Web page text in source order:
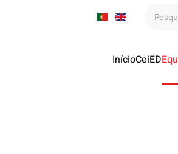
InícioCeiED